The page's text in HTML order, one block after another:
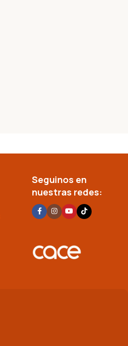
Seguinos en
nuestras redes: